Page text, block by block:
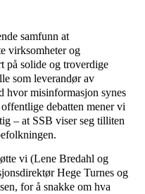
samfunn at
virksomheter og
på solide og troverdige
som leverandør av
hvor misinformasjon synes
debatten mener vi
– at SSB viser seg tilliten
vi (Lene Bredahl og
Hege Turnes og
for å snakke om hva